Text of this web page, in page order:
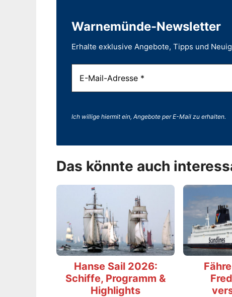
Warnemünde-Newsletter
Erhalte exklusive Angebote, Tipps und
Ich willige hiermit ein, Angebote per E-Mail zu erhalten.
Das könnte auch
Hanse Sail 2026:
Schiffe, Programm &
Highlights